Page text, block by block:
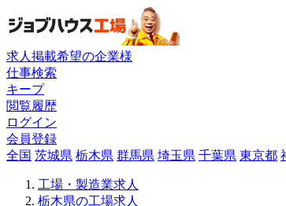
求人掲載希望の企業様
仕事検索
キープ
閲覧履歴
ログイン
会員登録
全国 茨城県 栃木県 群馬県 埼玉県 千葉県 東京都
工場・製造業求人
栃木県の工場求人